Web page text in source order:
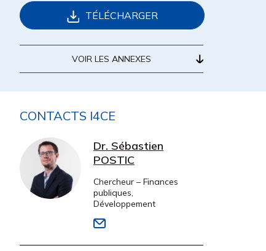
TÉLÉCHARGER
VOIR LES ANNEXES
CONTACTS I4CE
Dr. Sébastien
POSTIC
Chercheur – Finances
publiques,
Développement